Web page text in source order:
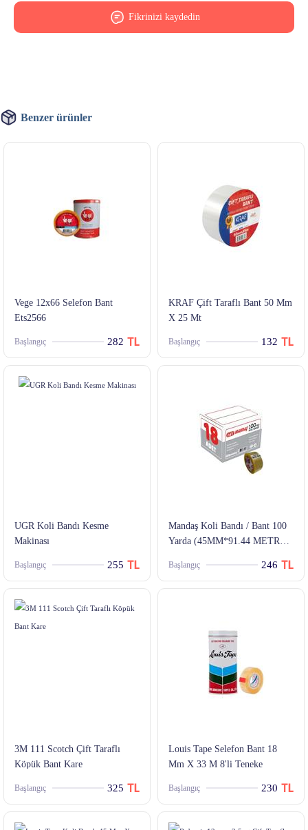
Fikrinizi kaydedin
Benzer ürünler
Vege 12x66 Selefon Bant
Ets2566
Başlangıç 282
KRAF Çift Taraflı Bant 50 Mm
X 25 Mt
Başlangıç 132
UGR Koli Bandı Kesme
Makinası
Başlangıç 255
Mandaş Koli Bandı / Bant 100
Yarda (45MM*91.44 METRE)
Başlangıç 246
3M 111 Scotch Çift Taraflı
Köpük Bant Kare
Başlangıç 325
Louis Tape Selefon Bant 18
Mm X 33 M 8'li Teneke
Başlangıç 230